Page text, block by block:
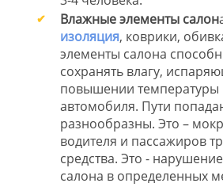
Влажные элементы салон
изоляция, коврики,
элементы салона
сохранять влагу,
повышении температуры
автомобиля. Пути
разнообразны. Это –
водителя и пассажиров
средства. Это -
салона в определенных